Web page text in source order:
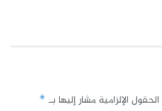
الحقول الإلزامية مشار إليها بـ *